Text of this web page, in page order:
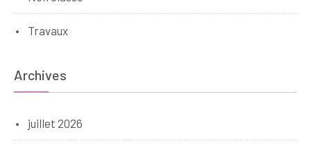
Travaux
Archives
juillet 2026